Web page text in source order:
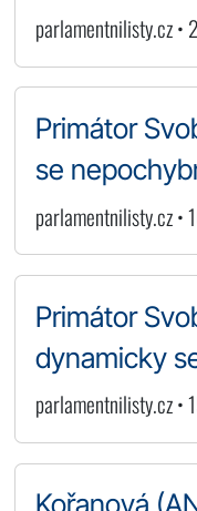
parlamentnilisty.cz
Primátor
se
parlamentnilisty.cz
Primátor
dynamicky
parlamentnilisty.cz •
Kořanová